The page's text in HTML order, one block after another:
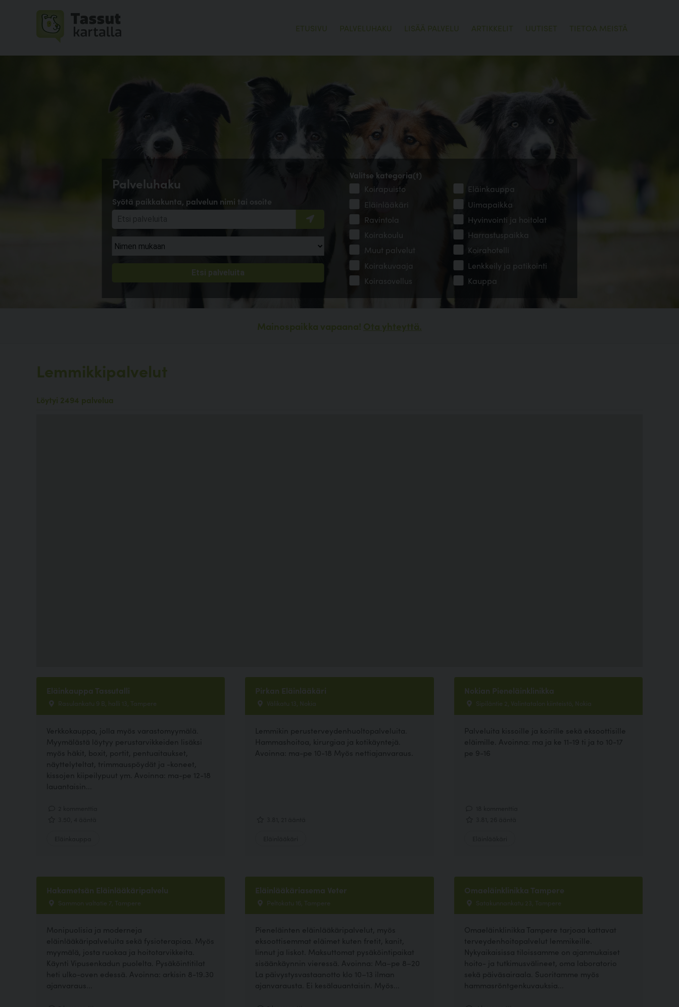
ETUSIVU PALVELUHAKU LISÄÄ PALVELU ARTIKKELIT UUTISET TIETOA MEISTÄ
Palveluhaku
Syötä paikkakunta, palvelun nimi tai osoite
Valitse kategoria(t)
Koirapuisto
Eläinkauppa
Eläinlääkäri
Uimapaikka
Ravintola
Hyvinvointi ja hoitolat
Koirakoulu
Harrastuspaikka
Muut palvelut
Koirahotelli
Koirakuvaaja
Lenkkeily ja patikointi
Koirasovellus
Kauppa
Mainospaikka vapaana! Ota yhteyttä.
Lemmikkipalvelut
Löytyi 2494 palvelua
Eläinkauppa Tassutalli
Rasulankatu 9 B, halli 13, Tampere
Verkkokauppa, jolla myös varastomyymälä.
Myymälästä löytyy perustarvikkeiden lisäksi
myös häkit, boxit, portit, pentuaitaukset,
näyttelyteltat, trimmauspöydät ja -koneet,
kissojen kiipeilypuut ym. Avoinna: ma-pe 12-18
lauantaisin...
Pirkan Eläinlääkäri
Välikatu 13, Nokia
Lemmikin perusterveydenhuoltopalveluita.
Hammashoitoa, kirurgiaa ja kotikäyntejä.
Avoinna: ma-pe 10-18 Myös nettiajanvaraus.
Nokian Pieneläinklinikka
Sipiläntie 2, Valintatalon kiinteistö, Nokia
Palveluita kissoille ja koirille sekä eksoottisille
eläimille. Avoinna: ma ja ke 11-19 ti ja to 10-17
pe 9-16
Hakametsän Eläinlääkäripalvelu
Sammon valtatie 7, Tampere
Monipuolisia ja moderneja
eläinlääkäripalveluita sekä fysioterapiaa. Myös
myymälä, josta ruokaa ja hoitotarvikkeita.
Käynti Vipusenkadun puolelta. Pysäköintitilat
heti ulko-oven edessä. Avoinna: arkisin 8-19.30
ajanvaraus...
Eläinlääkäriasema Veter
Peltokatu 16, Tampere
Pieneläinten eläinlääkäripalvelut, myös
eksoottisemmat eläimet kuten fretit, kanit,
linnut ja liskot. Maksuttomat pysäköintipaikat
sisäänkäynnin vieressä. Avoinna: Ma–pe 8–20
La päivystysvastaanotto klo 10–13 ilman
ajanvarausta. Ei kesälauantaisin. Myös...
Omaeläinklinikka Tampere
Satakunnankatu 23, Tampere
Omaeläinklinikka Tampere tarjoaa kattavat
terveydenhoitopalvelut lemmikeille.
Nykyaikaisissa tiloissamme on ajanmukaiset
hoito- ja tutkimusvälineet, oma laboratorio
sekä päiväsairaala. Suoritamme myös
hammasröntgenkuvauksia...